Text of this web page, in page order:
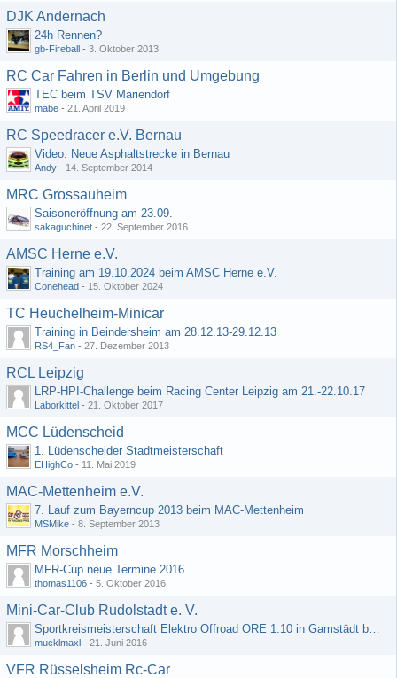
DJK Andernach
24h Rennen?
gb-Fireball - 3. Oktober 2013
RC Car Fahren in Berlin und Umgebung
TEC beim TSV Mariendorf
mabe - 21. April 2019
RC Speedracer e.V. Bernau
Video: Neue Asphaltstrecke in Bernau
Andy - 14. September 2014
MRC Grossauheim
Saisoneröffnung am 23.09.
sakaguchinet - 22. September 2016
AMSC Herne e.V.
Training am 19.10.2024 beim AMSC Herne e.V.
Conehead - 15. Oktober 2024
TC Heuchelheim-Minicar
Training in Beindersheim am 28.12.13-29.12.13
RS4_Fan - 27. Dezember 2013
RCL Leipzig
LRP-HPI-Challenge beim Racing Center Leipzig am 21.-22.10.17
Laborkittel - 21. Oktober 2017
MCC Lüdenscheid
1. Lüdenscheider Stadtmeisterschaft
EHighCo - 11. Mai 2019
MAC-Mettenheim e.V.
7. Lauf zum Bayerncup 2013 beim MAC-Mettenheim
MSMike - 8. September 2013
MFR Morschheim
MFR-Cup neue Termine 2016
thomas1106 - 5. Oktober 2016
Mini-Car-Club Rudolstadt e. V.
Sportkreismeisterschaft Elektro Offroad ORE 1:10 in Gamstädt bei Erfurt, Outdoor mit Indoor Ausweichmöglichkeit!!!
mucklmaxl - 21. Juni 2016
VFR Rüsselsheim Rc-Car